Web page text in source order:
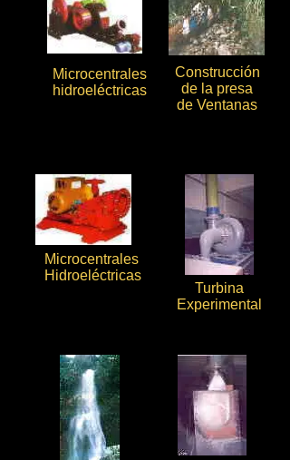
Microcentrales
Hidroeléctricas
Microcentrales
hidroeléctricas
Construcción
de la presa
de Ventanas
Turbina
Experimental